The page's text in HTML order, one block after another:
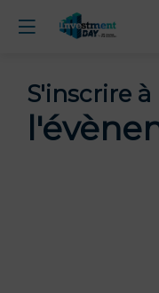
S'inscrire à